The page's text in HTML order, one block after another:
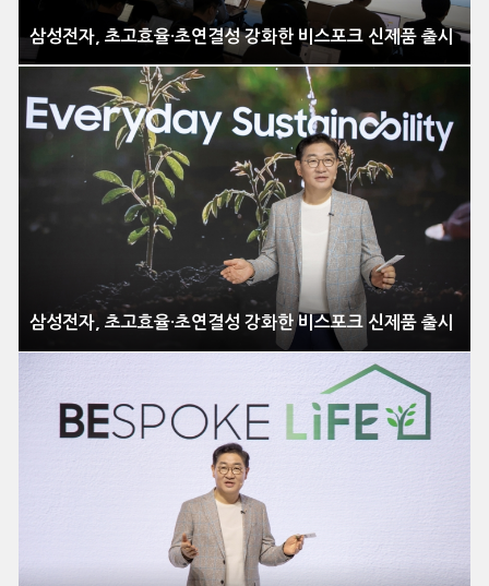
삼성전자, 초고효율·초연결성 강화한 비스포크 신제품 출시
삼성전자, 초고효율·초연결성 강화한 비스포크 신제품 출시